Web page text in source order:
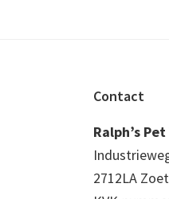
Contact
Ralph’s
2712LA